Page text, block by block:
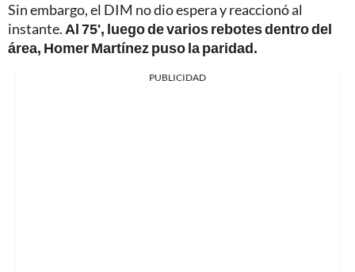
Sin embargo, el DIM no dio espera y reaccionó al
instante. Al 75', luego de varios rebotes dentro del
área, Homer Martínez puso la paridad.
PUBLICIDAD